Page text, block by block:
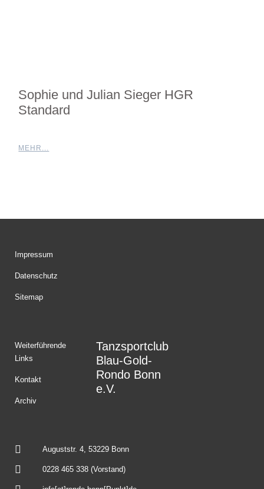
Sophie und Julian Sieger HGR
Standard
MEHR...
Impressum
Datenschutz
Sitemap
Weiterführende
Links
Kontakt
Archiv
Tanzsportclub
Blau-Gold-
Rondo Bonn
e.V.
Auguststr. 4, 53229 Bonn
0228 465 338 (Vorstand)